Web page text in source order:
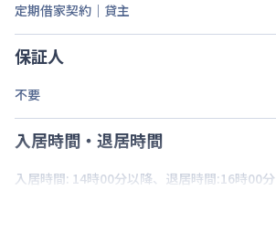
定期借家契約｜貸主
保証人
不要
入居時間・退居時間
入居時間: 14時00分以降、退居時間:16時00分